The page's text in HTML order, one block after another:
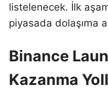
listelenecek. İlk
piyasada dolaşıma
Binance
Kazanma